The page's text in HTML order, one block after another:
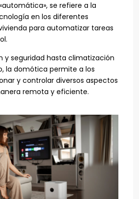
se refiere a la
en los diferentes
para automatizar tareas
y seguridad hasta climatización
la domótica permite a los
y controlar diversos aspectos
remota y eficiente.